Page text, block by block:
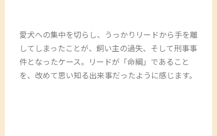
愛犬への集中を切らし、うっかりリードから手を離
してしまったことが、飼い主の過失、そして刑事事
件となったケース。リードが「命綱」であること
を、改めて思い知る出来事だったように感じます。